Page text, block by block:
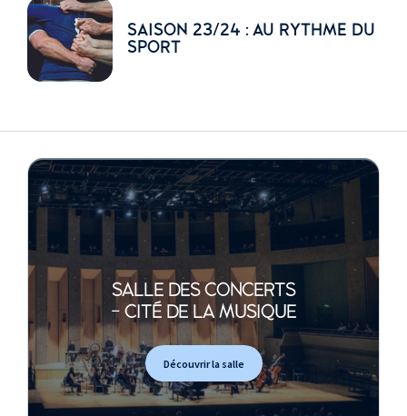
SAISON 23/24 : AU RYTHME DU
SPORT
SALLE DES CONCERTS
- CITÉ DE LA MUSIQUE
Découvrir la salle